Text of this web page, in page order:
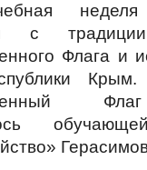
с
Флага и
Крым.